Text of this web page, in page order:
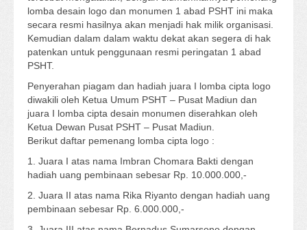
lomba desain logo dan monumen 1 abad PSHT ini maka
secara resmi hasilnya akan menjadi hak milik organisasi.
Kemudian dalam dalam waktu dekat akan segera di hak
patenkan untuk penggunaan resmi peringatan 1 abad
PSHT.
Penyerahan piagam dan hadiah juara I lomba cipta logo
diwakili oleh Ketua Umum PSHT – Pusat Madiun dan
juara I lomba cipta desain monumen diserahkan oleh
Ketua Dewan Pusat PSHT – Pusat Madiun.
Berikut daftar pemenang lomba cipta logo :
1. Juara I atas nama Imbran Chomara Bakti dengan
hadiah uang pembinaan sebesar Rp. 10.000.000,-
2. Juara II atas nama Rika Riyanto dengan hadiah uang
pembinaan sebesar Rp. 6.000.000,-